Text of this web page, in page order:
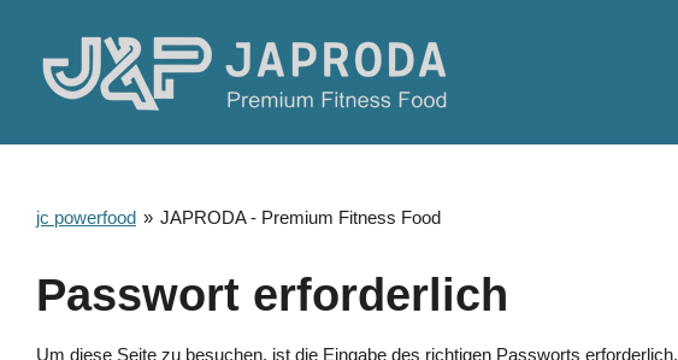
Hauptinhalt
springen
jc powerfood » JAPRODA - Premium Fitness Food
Passwort erforderlich
Um diese Seite zu besuchen, ist die Eingabe des richtigen Passworts erforderlich.